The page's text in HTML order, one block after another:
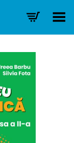
Toggle Menu